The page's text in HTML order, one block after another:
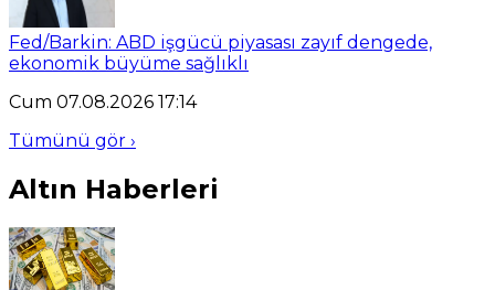
Fed/Barkin: ABD işgücü piyasası zayıf dengede,
ekonomik büyüme sağlıklı
Cum 07.08.2026 17:14
Tümünü gör ›
Altın Haberleri